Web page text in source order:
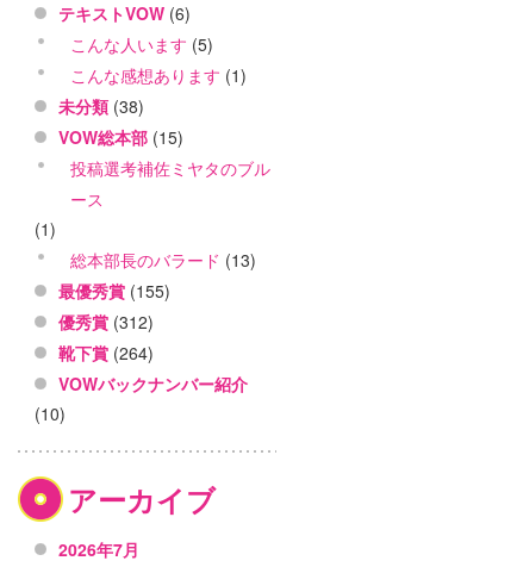
テキストVOW (6)
こんな人います (5)
こんな感想あります (1)
未分類 (38)
VOW総本部 (15)
投稿選考補佐ミヤタのブル
ース
(1)
総本部長のバラード (13)
最優秀賞 (155)
優秀賞 (312)
靴下賞 (264)
VOWバックナンバー紹介
(10)
アーカイブ
2026年7月